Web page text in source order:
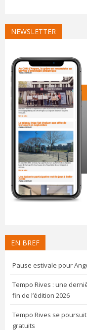
NEWSLETTER
EN BREF
Pause estivale pour
Tempo Rives : une
fin de l’édition 2026
Tempo Rives se
gratuits